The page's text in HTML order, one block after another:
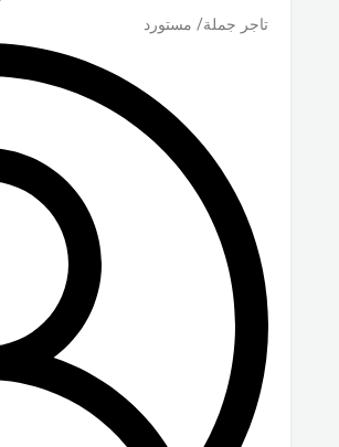
تاجر جملة/ مستورد